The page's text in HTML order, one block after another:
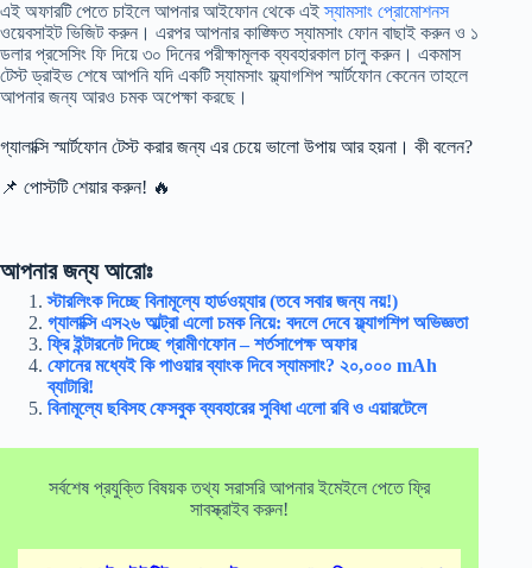
এই অফারটি পেতে চাইলে আপনার আইফোন থেকে এইস্যামসাং প্রোমোশনস
ওয়েবসাইট ভিজিট করুন। এরপর আপনার কাঙ্ক্ষিত স্যামসাং ফোন বাছাই করুন ও ১
ডলার প্রসেসিং ফি দিয়ে ৩০ দিনের পরীক্ষামূলক ব্যবহারকাল চালু করুন। একমাস
টেস্ট ড্রাইভ শেষে আপনি যদি একটি স্যামসাং ফ্ল্যাগশিপ স্মার্টফোন কেনেন তাহলে
আপনার জন্য আরও চমক অপেক্ষা করছে।
গ্যালাক্সি স্মার্টফোন টেস্ট করার জন্য এর চেয়ে ভালো উপায় আর হয়না। কী বলেন?
📌 পোস্টটি শেয়ার করুন! 🔥
আপনার জন্য আরোঃ
স্টারলিংক দিচ্ছে বিনামূল্যে হার্ডওয়্যার (তবে সবার জন্য নয়!)
গ্যালাক্সি এস২৬ আল্ট্রা এলো চমক নিয়ে: বদলে দেবে ফ্ল্যাগশিপ অভিজ্ঞতা
ফ্রি ইন্টারনেট দিচ্ছে গ্রামীণফোন – শর্তসাপেক্ষ অফার
ফোনের মধ্যেই কি পাওয়ার ব্যাংক দিবে স্যামসাং? ২০,০০০ mAh
ব্যাটারি!
বিনামূল্যে ছবিসহ ফেসবুক ব্যবহারের সুবিধা এলো রবি ও এয়ারটেলে
সর্বশেষ প্রযুক্তি বিষয়ক তথ্য সরাসরি আপনার ইমেইলে পেতে ফ্রি
সাবস্ক্রাইব করুন!